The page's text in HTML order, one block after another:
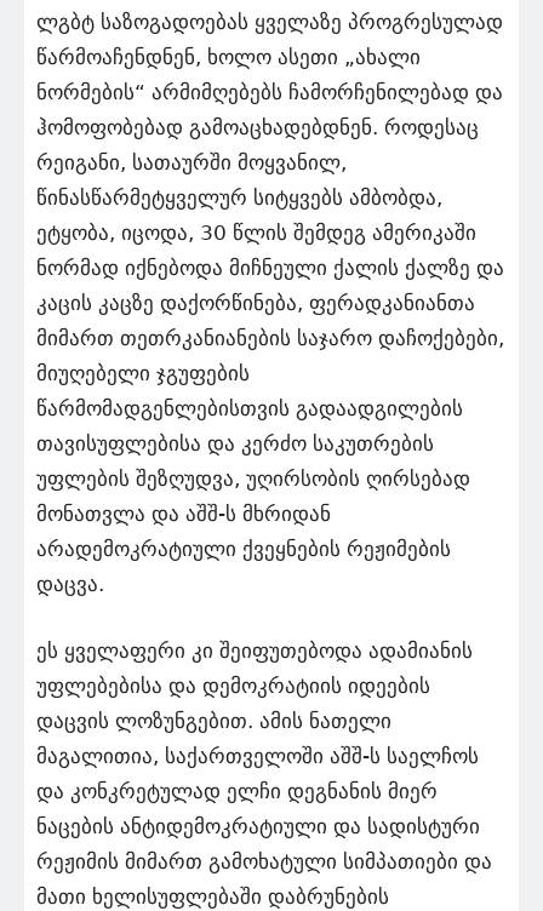
ლგბტ საზოგადოებას ყველაზე პროგრესულად
წარმოაჩენდნენ, ხოლო ასეთი „ახალი
ნორმების“ არმიმღებებს ჩამორჩენილებად და
ჰომოფობებად გამოაცხადებდნენ. როდესაც
რეიგანი, სათაურში მოყვანილ,
წინასწარმეტყველურ სიტყვებს ამბობდა,
ეტყობა, იცოდა, 30 წლის შემდეგ ამერიკაში
ნორმად იქნებოდა მიჩნეული ქალის ქალზე და
კაცის კაცზე დაქორწინება, ფერადკანიანთა
მიმართ თეთრკანიანების საჯარო დაჩოქებები,
მიუღებელი ჯგუფების
წარმომადგენლებისთვის გადაადგილების
თავისუფლებისა და კერძო საკუთრების
უფლების შეზღუდვა, უღირსობის ღირსებად
მონათვლა და აშშ-ს მხრიდან
არადემოკრატიული ქვეყნების რეჟიმების
დაცვა.
ეს ყველაფერი კი შეიფუთებოდა ადამიანის
უფლებებისა და დემოკრატიის იდეების
დაცვის ლოზუნგებით. ამის ნათელი
მაგალითია, საქართველოში აშშ-ს საელჩოს
და კონკრეტულად ელჩი დეგნანის მიერ
ნაცების ანტიდემოკრატიული და სადისტური
რეჟიმის მიმართ გამოხატული სიმპათიები და
მათი ხელისუფლებაში დაბრუნების